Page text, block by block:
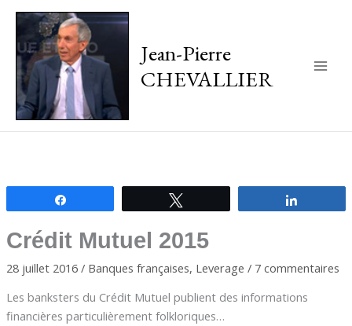
Jean-Pierre
CHEVALLIER
Crédit Mutuel 2015
28 juillet 2016 / Banques françaises, Leverage / 7 commentaires
Les banksters du Crédit Mutuel publient des informations
financières particulièrement folkloriques…